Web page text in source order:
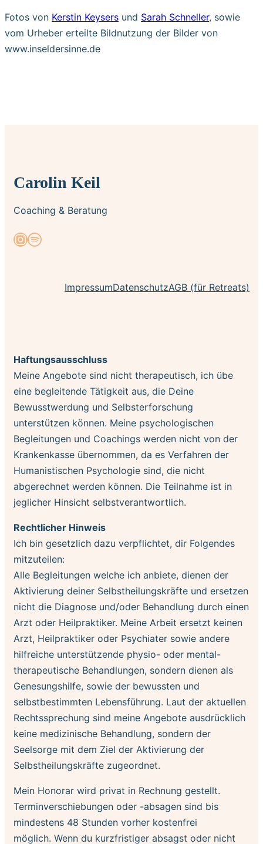
Fotos von Kerstin Keysers und Sarah Schneller, sowie
vom Urheber erteilte Bildnutzung der Bilder von
www.inseldersinne.de
Carolin Keil
Coaching & Beratung
Instagram
Spotify
ImpressumDatenschutzAGB (für Retreats)
Haftungsausschluss
Meine Angebote sind nicht therapeutisch, ich übe
eine begleitende Tätigkeit aus, die Deine
Bewusstwerdung und Selbsterforschung
unterstützen können. Meine psychologischen
Begleitungen und Coachings werden nicht von der
Krankenkasse übernommen, da es Verfahren der
Humanistischen Psychologie sind, die nicht
abgerechnet werden können. Die Teilnahme ist in
jeglicher Hinsicht selbstverantwortlich.
Rechtlicher Hinweis
Ich bin gesetzlich dazu verpflichtet, dir Folgendes
mitzuteilen:
Alle Begleitungen welche ich anbiete, dienen der
Aktivierung deiner Selbstheilungskräfte und ersetzen
nicht die Diagnose und/oder Behandlung durch einen
Arzt oder Heilpraktiker. Meine Arbeit ersetzt keinen
Arzt, Heilpraktiker oder Psychiater sowie andere
hilfreiche unterstützende physio- oder mental-
therapeutische Behandlungen, sondern dienen als
Genesungshilfe, sowie der bewussten und
selbstbestimmten Lebensführung. Laut der aktuellen
Rechtssprechung sind meine Angebote ausdrücklich
keine medizinische Behandlung, sondern der
Seelsorge mit dem Ziel der Aktivierung der
Selbstheilungskräfte zugeordnet.
​Mein Honorar wird privat in Rechnung gestellt.
Terminverschiebungen oder -absagen sind bis
mindestens 48 Stunden vorher kostenfrei
möglich. Wenn du kurzfristiger absagst oder nicht